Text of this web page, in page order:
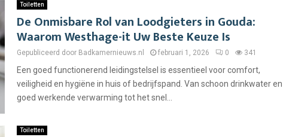
Toiletten
De Onmisbare Rol van Loodgieters in Gouda:
Waarom Westhage-it Uw Beste Keuze Is
Gepubliceerd door Badkamernieuws.nl februari 1, 2026 0 341
Een goed functionerend leidingstelsel is essentieel voor comfort,
veiligheid en hygiëne in huis of bedrijfspand. Van schoon drinkwater en
goed werkende verwarming tot het snel...
Toiletten